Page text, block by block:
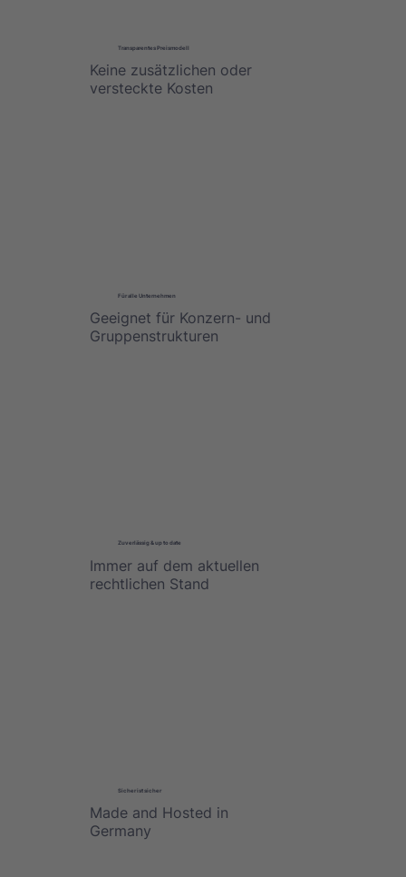
Keine zusätzlichen oder
versteckte Kosten
Transparentes Preismodell
Geeignet für Konzern- und
Gruppenstrukturen
Für alle Unternehmen
Immer auf dem aktuellen
rechtlichen Stand
Zuverlässig & up to date
Made and Hosted in
Germany
Sicher ist sicher